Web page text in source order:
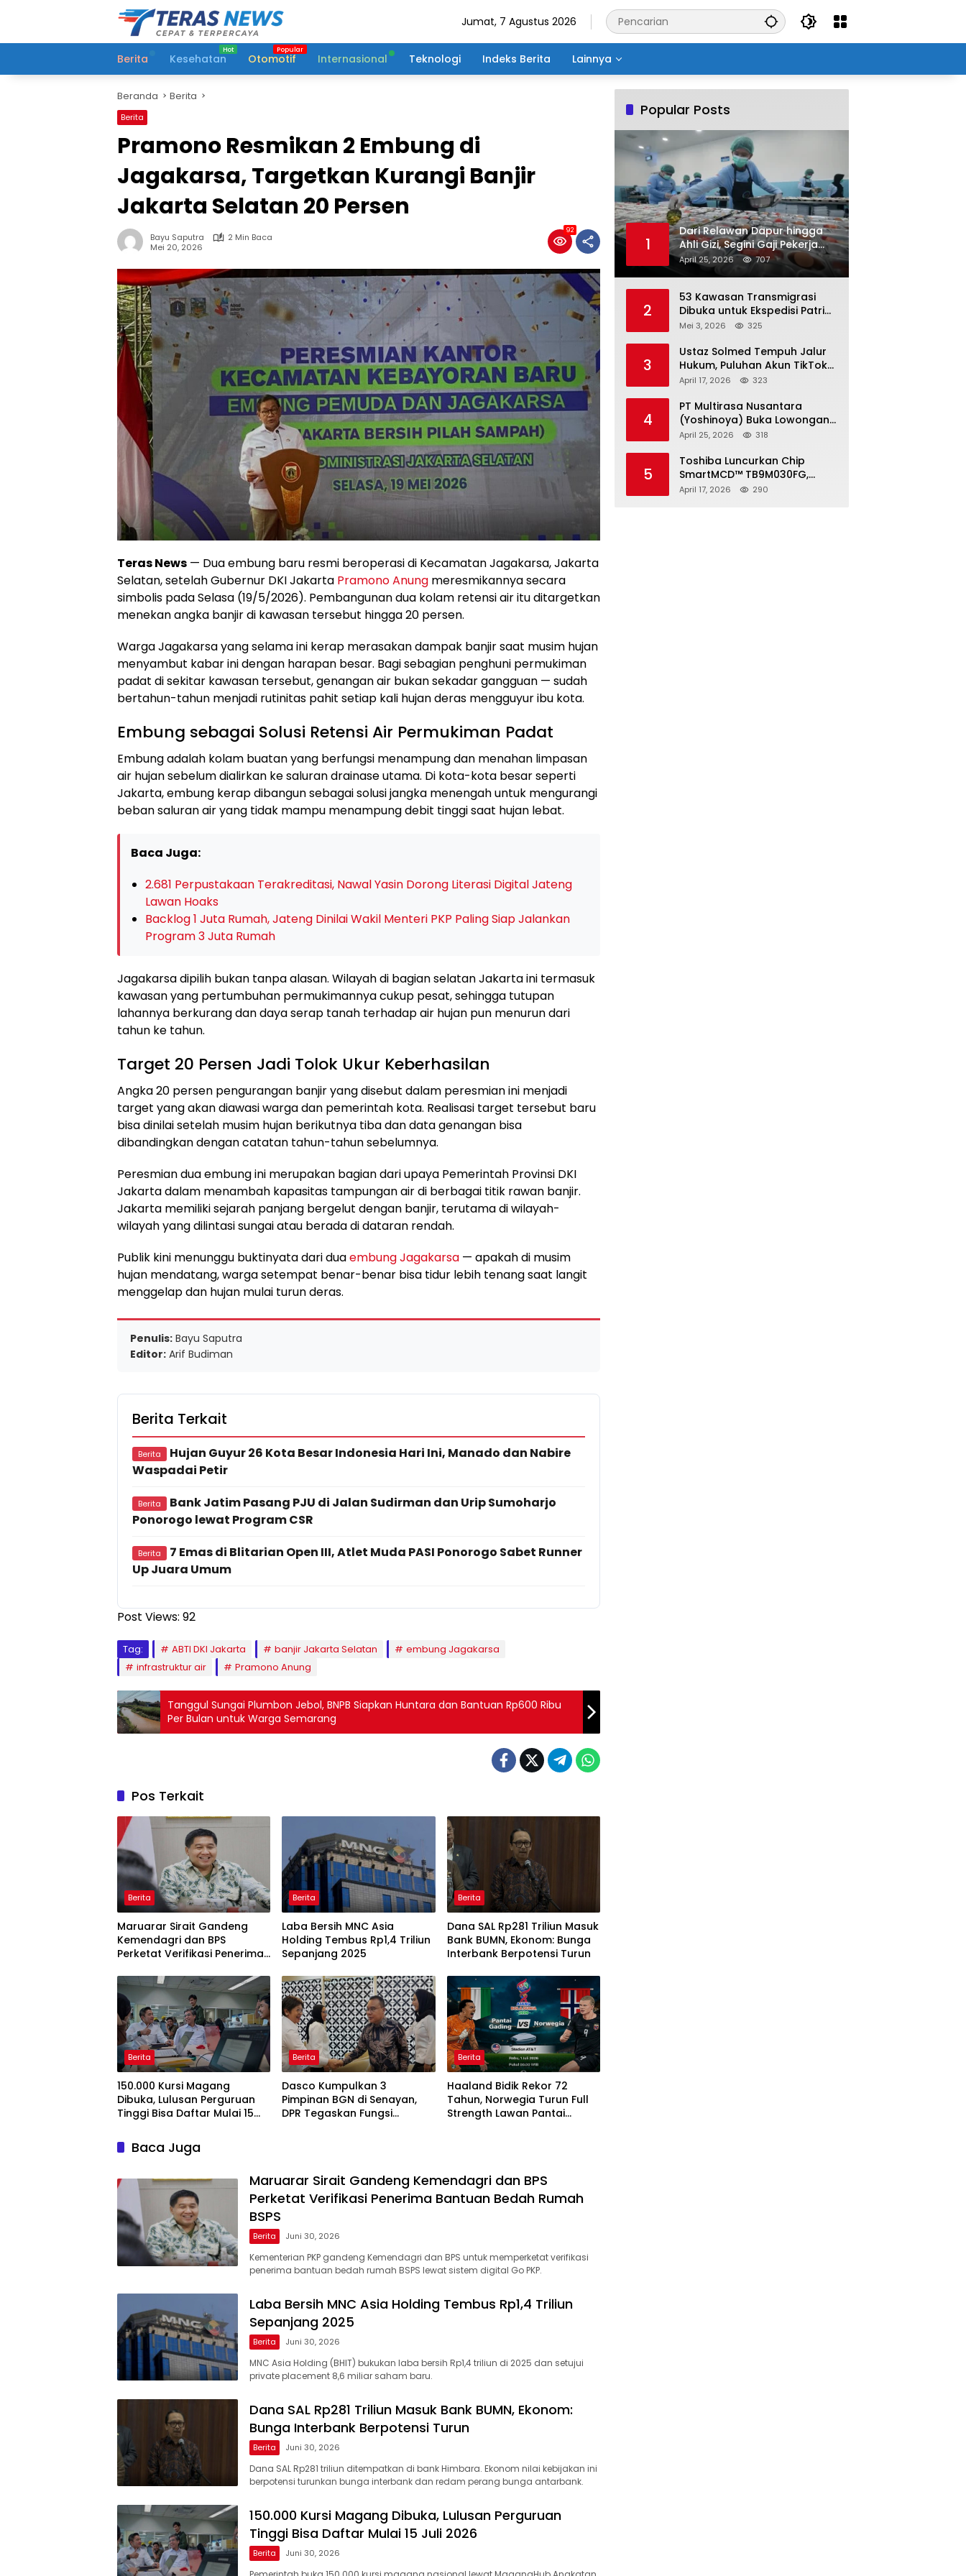
Jumat, 7 Agustus 2026
Berita Kesehatan Otomotif Internasional Teknologi Indeks Berita Lainnya
Beranda Berita
Berita
Pramono Resmikan 2 Embung di
Jagakarsa, Targetkan Kurangi Banjir
Jakarta Selatan 20 Persen
Bayu Saputra
2 Min Baca
Mei 20, 2026
92
Teras News — Dua embung baru resmi beroperasi di Kecamatan Jagakarsa, Jakarta
Selatan, setelah Gubernur DKI Jakarta Pramono Anung meresmikannya secara
simbolis pada Selasa (19/5/2026). Pembangunan dua kolam retensi air itu ditargetkan
menekan angka banjir di kawasan tersebut hingga 20 persen.
Warga Jagakarsa yang selama ini kerap merasakan dampak banjir saat musim hujan
menyambut kabar ini dengan harapan besar. Bagi sebagian penghuni permukiman
padat di sekitar kawasan tersebut, genangan air bukan sekadar gangguan — sudah
bertahun-tahun menjadi rutinitas pahit setiap kali hujan deras mengguyur ibu kota.
Embung sebagai Solusi Retensi Air Permukiman Padat
Embung adalah kolam buatan yang berfungsi menampung dan menahan limpasan
air hujan sebelum dialirkan ke saluran drainase utama. Di kota-kota besar seperti
Jakarta, embung kerap dibangun sebagai solusi jangka menengah untuk mengurangi
beban saluran air yang tidak mampu menampung debit tinggi saat hujan lebat.
Baca Juga:
2.681 Perpustakaan Terakreditasi, Nawal Yasin Dorong Literasi Digital Jateng
Lawan Hoaks
Backlog 1 Juta Rumah, Jateng Dinilai Wakil Menteri PKP Paling Siap Jalankan
Program 3 Juta Rumah
Jagakarsa dipilih bukan tanpa alasan. Wilayah di bagian selatan Jakarta ini termasuk
kawasan yang pertumbuhan permukimannya cukup pesat, sehingga tutupan
lahannya berkurang dan daya serap tanah terhadap air hujan pun menurun dari
tahun ke tahun.
Target 20 Persen Jadi Tolok Ukur Keberhasilan
Angka 20 persen pengurangan banjir yang disebut dalam peresmian ini menjadi
target yang akan diawasi warga dan pemerintah kota. Realisasi target tersebut baru
bisa dinilai setelah musim hujan berikutnya tiba dan data genangan bisa
dibandingkan dengan catatan tahun-tahun sebelumnya.
Peresmian dua embung ini merupakan bagian dari upaya Pemerintah Provinsi DKI
Jakarta dalam menambah kapasitas tampungan air di berbagai titik rawan banjir.
Jakarta memiliki sejarah panjang bergelut dengan banjir, terutama di wilayah-
wilayah yang dilintasi sungai atau berada di dataran rendah.
Publik kini menunggu buktinyata dari duaembung Jagakarsa — apakah di musim
hujan mendatang, warga setempat benar-benar bisa tidur lebih tenang saat langit
menggelap dan hujan mulai turun deras.
Penulis: Bayu Saputra
Editor: Arif Budiman
Berita Terkait
Berita
Hujan Guyur 26 Kota Besar Indonesia Hari Ini, Manado dan Nabire
Waspadai Petir
Berita
Bank Jatim Pasang PJU di Jalan Sudirman dan Urip Sumoharjo
Ponorogo lewat Program CSR
Berita
7 Emas di Blitarian Open III, Atlet Muda PASI Ponorogo Sabet Runner
Up Juara Umum
Post Views: 92
Tag: ABTI DKI Jakarta banjir Jakarta Selatan
embung Jagakarsa
infrastruktur air
Pramono Anung
Tanggul Sungai Plumbon Jebol, BNPB Siapkan Huntara dan Bantuan Rp600 Ribu
Per Bulan untuk Warga Semarang
Pos Terkait
Berita
Maruarar Sirait Gandeng
Kemendagri dan BPS
Perketat Verifikasi Penerima
Berita
Laba Bersih MNC Asia
Holding Tembus Rp1,4 Triliun
Sepanjang 2025
Berita
Dana SAL Rp281 Triliun Masuk
Bank BUMN, Ekonom: Bunga
Interbank Berpotensi Turun
Berita
150.000 Kursi Magang
Dibuka, Lulusan Perguruan
Tinggi Bisa Daftar Mulai 15
Berita
Dasco Kumpulkan 3
Pimpinan BGN di Senayan,
DPR Tegaskan Fungsi
Berita
Haaland Bidik Rekor 72
Tahun, Norwegia Turun Full
Strength Lawan Pantai
Baca Juga
Maruarar Sirait Gandeng Kemendagri dan BPS
Perketat Verifikasi Penerima Bantuan Bedah Rumah
BSPS
Berita Juni 30, 2026
Kementerian PKP gandeng Kemendagri dan BPS untuk memperketat verifikasi
penerima bantuan bedah rumah BSPS lewat sistem digital Go PKP.
Laba Bersih MNC Asia Holding Tembus Rp1,4 Triliun
Sepanjang 2025
Berita Juni 30, 2026
MNC Asia Holding (BHIT) bukukan laba bersih Rp1,4 triliun di 2025 dan setujui
private placement 8,6 miliar saham baru.
Dana SAL Rp281 Triliun Masuk Bank BUMN, Ekonom:
Bunga Interbank Berpotensi Turun
Berita Juni 30, 2026
Dana SAL Rp281 triliun ditempatkan di bank Himbara. Ekonom nilai kebijakan ini
berpotensi turunkan bunga interbank dan redam perang bunga antarbank.
150.000 Kursi Magang Dibuka, Lulusan Perguruan
Tinggi Bisa Daftar Mulai 15 Juli 2026
Berita Juni 30, 2026
Popular Posts
1
Dari Relawan Dapur hingga
Ahli Gizi, Segini Gaji Pekerja
Program MBG yang Kini Serap
Hampir Sejuta Tenaga Kerja
April 25, 2026 707
2
53 Kawasan Transmigrasi
Dibuka untuk Ekspedisi Patriot
2026, Pendaftaran Ditutup 21
Mei 3, 2026 325
3
Ustaz Solmed Tempuh Jalur
Hukum, Puluhan Akun TikTok
dan Instagram Dilaporkan
April 17, 2026 323
4
PT Multirasa Nusantara
(Yoshinoya) Buka Lowongan
Operator Warehouse 2026,
April 25, 2026 318
5
Toshiba Luncurkan Chip
SmartMCD™ TB9M030FG,
Solusi Motor Otomotif Tanpa
April 17, 2026 290